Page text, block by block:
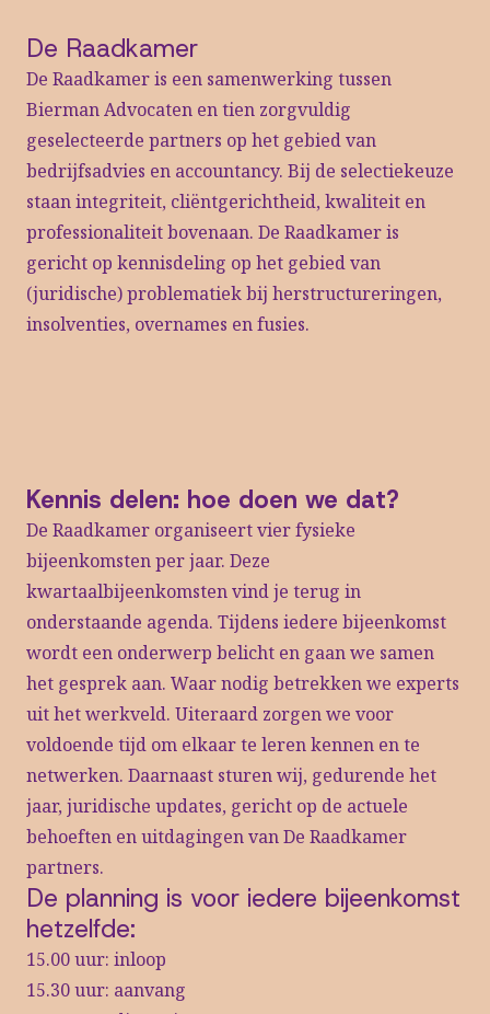
De Raadkamer
De Raadkamer is een samenwerking tussen
Bierman Advocaten en tien zorgvuldig
geselecteerde partners op het gebied van
bedrijfsadvies en accountancy. Bij de selectiekeuze
staan integriteit, cliëntgerichtheid, kwaliteit en
professionaliteit bovenaan. De Raadkamer is
gericht op kennisdeling op het gebied van
(juridische) problematiek bij herstructureringen,
insolventies, overnames en fusies.
Kennis delen: hoe doen we dat?
De Raadkamer organiseert vier fysieke
bijeenkomsten per jaar. Deze
kwartaalbijeenkomsten vind je terug in
onderstaande agenda. Tijdens iedere bijeenkomst
wordt een onderwerp belicht en gaan we samen
het gesprek aan. Waar nodig betrekken we experts
uit het werkveld. Uiteraard zorgen we voor
voldoende tijd om elkaar te leren kennen en te
netwerken. Daarnaast sturen wij, gedurende het
jaar, juridische updates, gericht op de actuele
behoeften en uitdagingen van De Raadkamer
partners.
De planning is voor iedere bijeenkomst
hetzelfde:
15.00 uur: inloop
15.30 uur: aanvang